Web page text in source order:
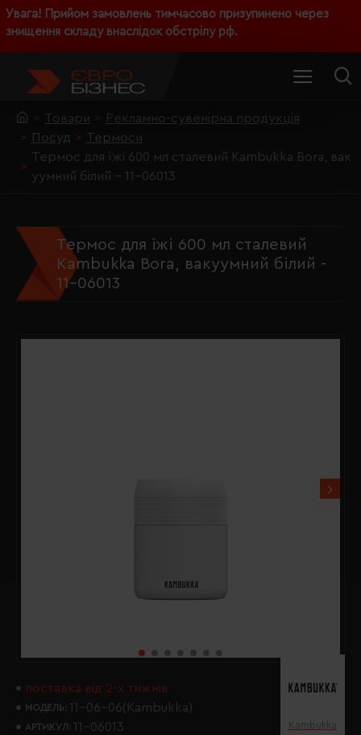
Увага! Прийом замовлень тимчасово призупинено через
знищення складу внаслідок обстрілу рф.
Товари
Рекламно-сувенірна продукція
Посуд
Термоси
Термос для їжі 600 мл сталевий Kambukka Bora, вак
уумний білий - 11-06013
Термос для їжі 600 мл сталевий
Kambukka Bora, вакуумний білий -
11-06013
поставка від 2-х тижнів
МОДЕЛЬ: 11-06-06(Kambukka)
АРТИКУЛ: 11-06013 Kambukka